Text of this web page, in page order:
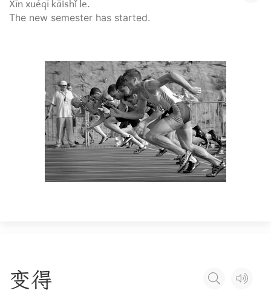
The new semester has started.
变得